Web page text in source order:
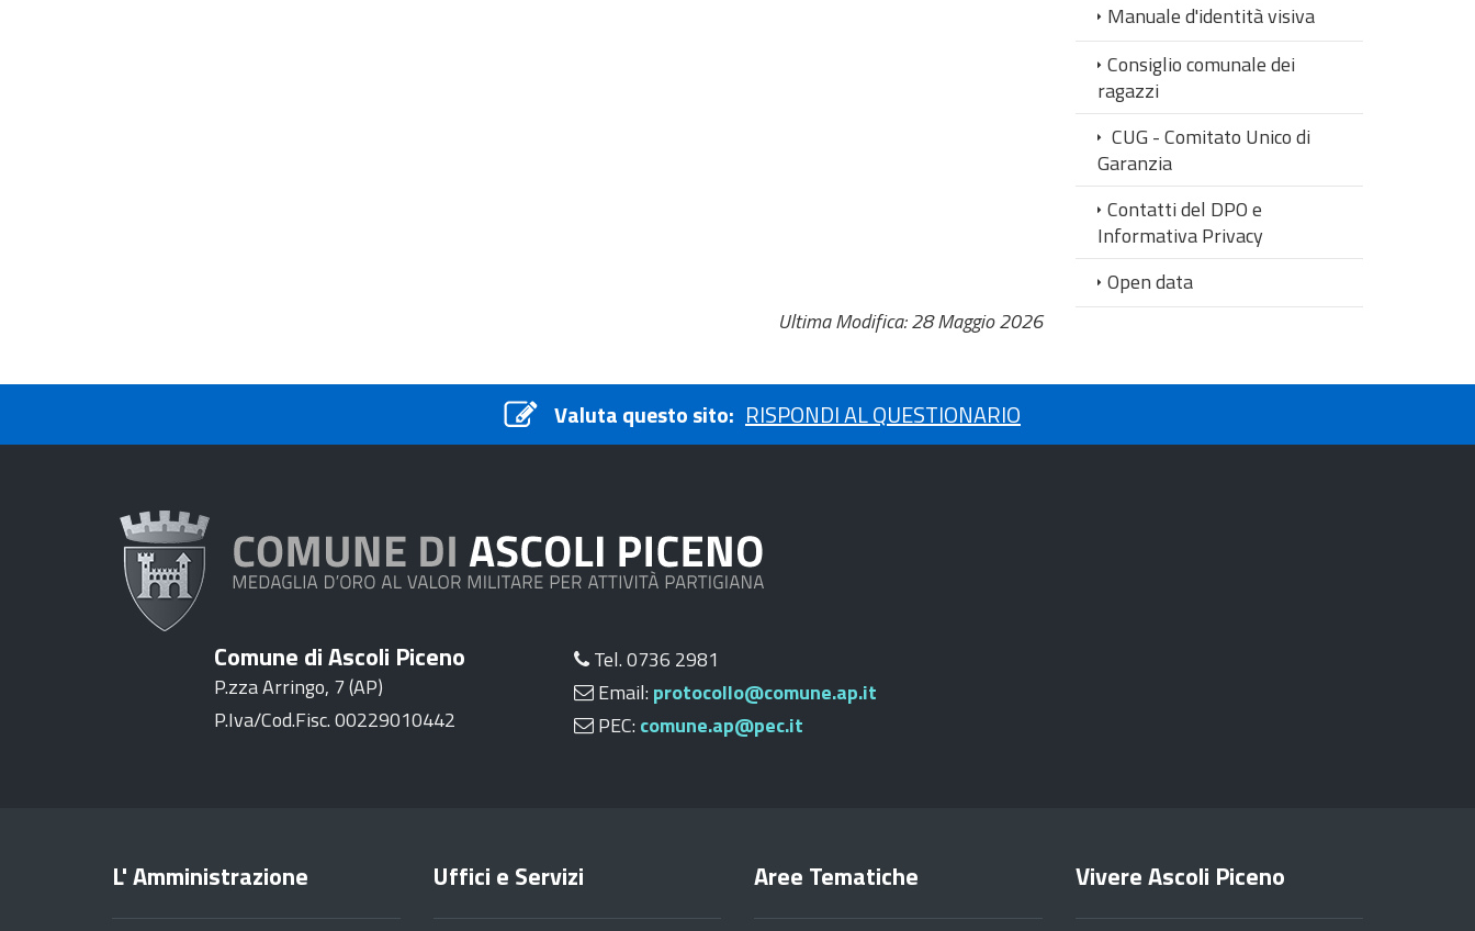
Manuale d'identità visiva
Consiglio comunale dei
ragazzi
CUG - Comitato Unico di
Garanzia
Contatti del DPO e
Informativa Privacy
Open data
Ultima Modifica: 28 Maggio 2026
Valuta questo sito: RISPONDI AL QUESTIONARIO
Comune di Ascoli Piceno
P.zza Arringo, 7 (AP)
P.Iva/Cod.Fisc. 00229010442
Tel. 0736 2981
Email: protocollo@comune.ap.it
PEC: comune.ap@pec.it
L' Amministrazione Uffici e Servizi Aree Tematiche Vivere Ascoli Piceno